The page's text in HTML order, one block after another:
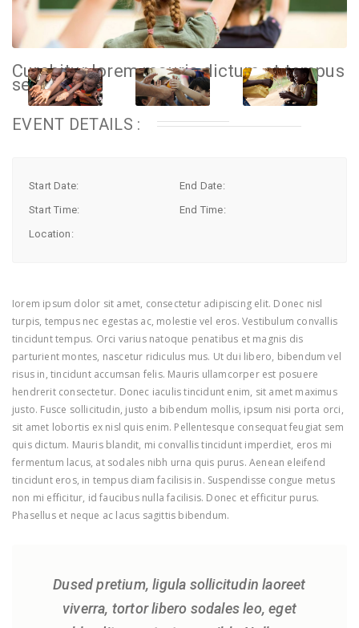
Curabitur lorem mauris dictum et tempus
seeds
EVENT DETAILS :
Start Date:
End Date:
Start Time:
End Time:
Location:
Iorem ipsum dolor sit amet, consectetur adipiscing elit. Donec nisl
turpis, tempus nec egestas ac, molestie vel eros. Vestibulum convallis
tincidunt tempus. Orci varius natoque penatibus et magnis dis
parturient montes, nascetur ridiculus mus. Ut dui libero, bibendum vel
risus in, tincidunt accumsan felis. Mauris ullamcorper est posuere
hendrerit consectetur. Donec iaculis tincidunt enim, sit amet maximus
justo. Fusce sollicitudin, justo a bibendum mollis, ipsum nisi porta orci,
sit amet lobortis ex nisl quis enim. Pellentesque consequat feugiat sem
quis dictum. Mauris blandit, mi convallis tincidunt imperdiet, eros mi
fermentum lacus, at sodales nibh urna quis purus. Aenean eleifend
tincidunt eros, in tempus diam facilisis in. Suspendisse congue metus
non mi efficitur, id faucibus nulla facilisis. Donec et efficitur purus.
Phasellus et neque ac lacus sagittis bibendum.
Dused pretium, ligula sollicitudin laoreet
viverra, tortor libero sodales leo, eget